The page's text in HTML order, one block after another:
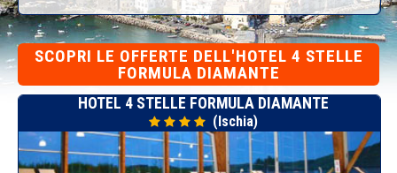
SCOPRI LE OFFERTE DELL'HOTEL 4 STELLE
FORMULA DIAMANTE
HOTEL 4 STELLE FORMULA DIAMANTE
(Ischia)